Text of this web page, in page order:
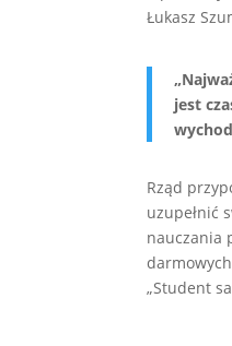
Łukasz
jest
Rząd
uzupełnić
nauczania
„Student